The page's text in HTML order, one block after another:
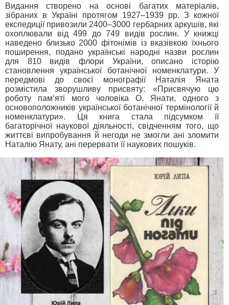
Видання створено на основі багатих матеріалів,
зібраних в Україні протягом 1927–1939 рр. З кожної
експедиції привозили 2400–3000 гербарних аркушів, які
охоплювали від 499 до 749 видів рослин. У книжці
наведено близько 2000 фітонімів із вказівкою їхнього
поширення, подано українські народні назви рослин
для 810 видів флори України, описано історію
становлення української ботанічної номенклатури. У
передмові до своєї монографії Наталія Яната
розмістила зворушливу присвяту: «Присвячую цю
роботу пам‘яті мого чоловіка О. Янати, одного з
основоположників української ботанічної термінології й
номенклатури». Ця книга стала підсумком її
багаторічної наукової діяльності, свідченням того, що
життєві випробування й негоди не змогли ані зломити
Наталію Янату, ані перервати її наукових пошуків.